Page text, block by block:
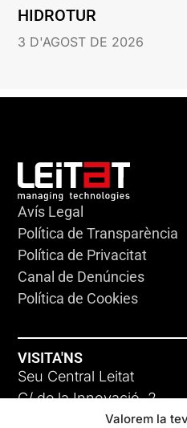
Valorem la
HIDROTUR
3 D'AGOST DE 2026
Avís Legal
Política de Transparència
Política de Privacitat
Canal de Denúncies
Política de Cookies
VISITA'NS
Seu Central Leitat
C/ de la Innovació, 2
08225 Terrassa,